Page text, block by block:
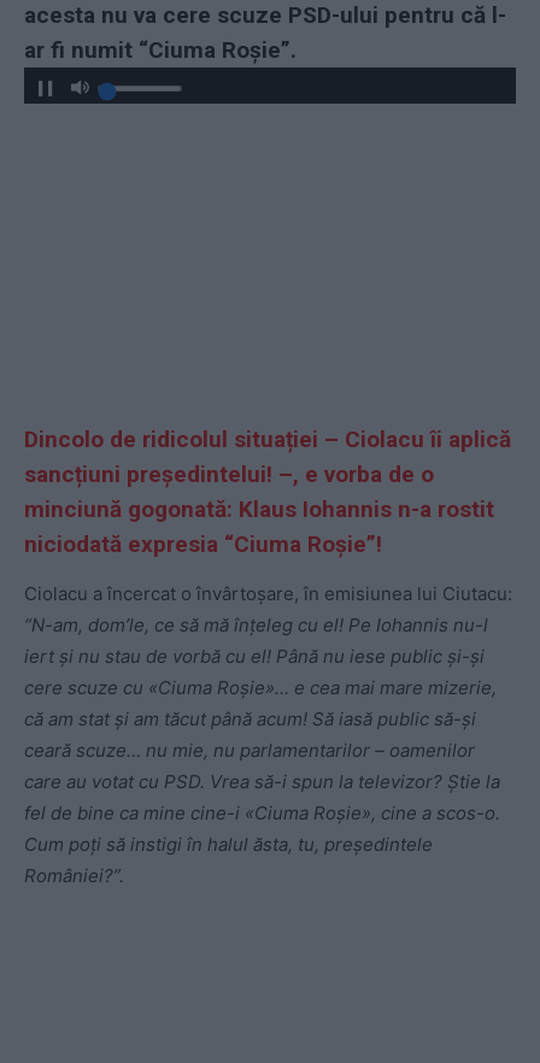
acesta nu va cere scuze PSD-ului pentru că l-
ar fi numit “Ciuma Roșie”.
Dincolo de ridicolul situației – Ciolacu îi aplică
sancțiuni președintelui! –, e vorba de o
minciună gogonată: Klaus Iohannis n-a rostit
niciodată expresia “Ciuma Roșie”!
Ciolacu a încercat o învârtoșare, în emisiunea lui Ciutacu:
“N-am, dom’le, ce să mă înțeleg cu el! Pe Iohannis nu-l
iert și nu stau de vorbă cu el! Până nu iese public și-și
cere scuze cu «Ciuma Roșie»… e cea mai mare mizerie,
că am stat și am tăcut până acum! Să iasă public să-și
ceară scuze… nu mie, nu parlamentarilor – oamenilor
care au votat cu PSD. Vrea să-i spun la televizor? Știe la
fel de bine ca mine cine-i «Ciuma Roșie», cine a scos-o.
Cum poți să instigi în halul ăsta, tu, președintele
României?”.